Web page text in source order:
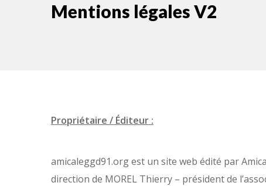
Mentions légales V2
Propriétaire / Éditeur :
amicaleggd91.org est un site web édité par
direction de MOREL Thierry – président de